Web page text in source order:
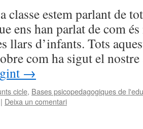
classe estem parlant de
ens han parlat de com
llars d’infants. Tots
com ha sigut el
→
cicle, Bases psicopedagogiques de
| Deixa un comentari